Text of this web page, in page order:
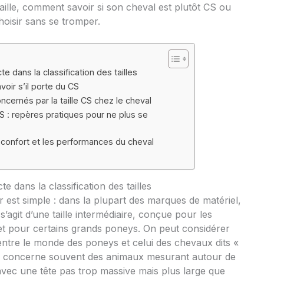
comment savoir si son cheval est plutôt CS ou
sans se tromper.
dans la classification des tailles
s’il porte du CS
par la taille CS chez le cheval
: repères pratiques pour ne plus se
et les performances du cheval
dans la classification des tailles
simple : dans la plupart des marques de matériel,
d’une taille intermédiaire, conçue pour les
pour certains grands poneys. On peut considérer
le monde des poneys et celui des chevaux dits «
souvent des animaux mesurant autour de
une tête pas trop massive mais plus large que